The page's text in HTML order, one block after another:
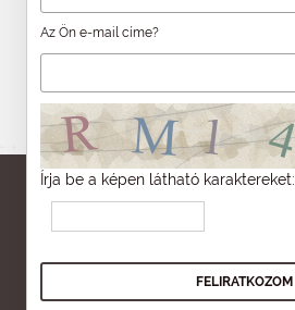
Az Ön e-mail címe?
Írja be a képen látható karaktereket: